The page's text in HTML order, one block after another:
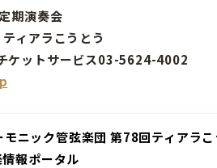
期演奏会
ィアラこうとう
ケットサービス03-5624-4002
ニック管弦楽団 第78回ティアラ
報ポータル